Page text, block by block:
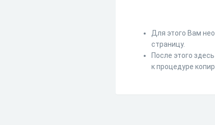
Для этого Вам
страницу.
После этого
к процедуре